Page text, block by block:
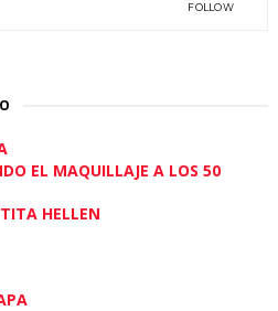
FOLLOW
EL MAQUILLAJE A LOS 50
HELLEN